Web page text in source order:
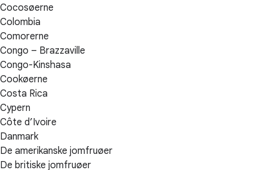
Cocosøerne
Colombia
Comorerne
Congo – Brazzaville
Congo-Kinshasa
Cookøerne
Costa Rica
Cypern
Côte d’Ivoire
Danmark
De amerikanske jomfruøer
De britiske jomfruøer